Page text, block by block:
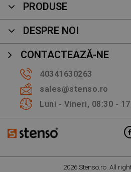
PRODUSE
DESPRE NOI
CONTACTEAZĂ-NE
40341630263
sales@stenso.ro
Luni - Vineri, 08:30 -
2026 Stenso.ro. All